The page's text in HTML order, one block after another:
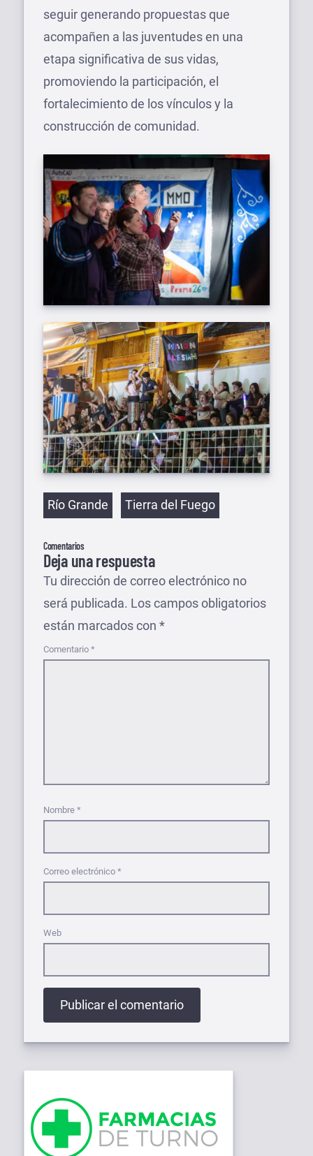
seguir generando propuestas que
acompañen a las juventudes en una
etapa significativa de sus vidas,
promoviendo la participación, el
fortalecimiento de los vínculos y la
construcción de comunidad.
Etiquetas
Río Grande Tierra del Fuego
Comentarios
Deja una respuesta
Tu dirección de correo electrónico no
será publicada. Los campos obligatorios
están marcados con *
Comentario *
Nombre *
Correo electrónico *
Web